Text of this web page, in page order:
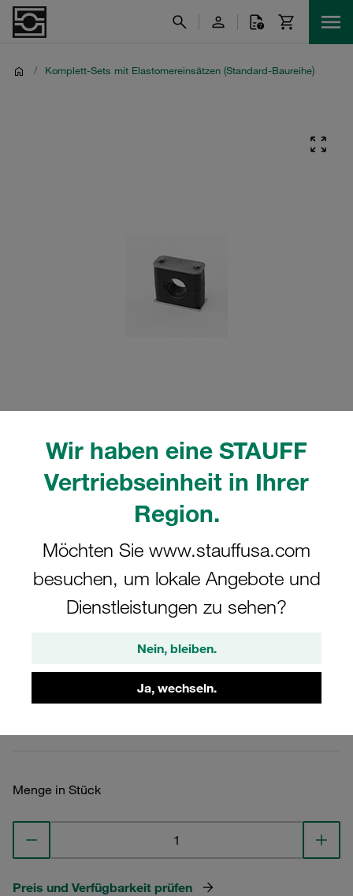
Wir haben eine STAUFF
Vertriebseinheit in Ihrer
Region.
Möchten Sie www.stauffusa.com
besuchen, um lokale Angebote und
Dienstleistungen zu sehen?
Nein, bleiben.
Ja, wechseln.
/ Komplett-Sets mit Elastomereinsätzen (Standard-Baureihe)
Bitte beachten Sie: Das Bild dient nur zur Veranschaulichung und kann vom
Mehr anzeigen
Komplettschelle Standard-Baureihe Gr.
4 Ø15mm Polypropylen W10
Anschweißpl., kurz Deckpl., AS-
Schraube RI-Einsatz
Menge in Stück
Preis und Verfügbarkeit prüfen